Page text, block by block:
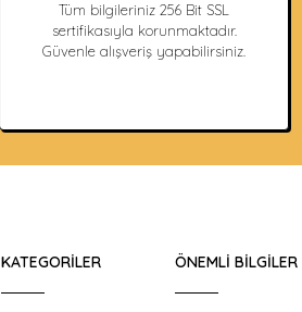
Tüm bilgileriniz 256 Bit SSL
sertifikasıyla korunmaktadır.
Güvenle alışveriş yapabilirsiniz.
KATEGORILER ÖNEMLI BILGILER